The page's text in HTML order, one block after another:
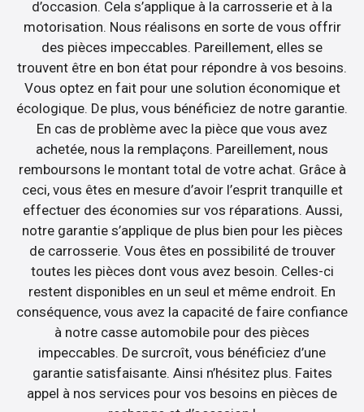
d’occasion. Cela s’applique à la carrosserie et à la
motorisation. Nous réalisons en sorte de vous offrir
des pièces impeccables. Pareillement, elles se
trouvent être en bon état pour répondre à vos besoins.
Vous optez en fait pour une solution économique et
écologique. De plus, vous bénéficiez de notre garantie.
En cas de problème avec la pièce que vous avez
achetée, nous la remplaçons. Pareillement, nous
remboursons le montant total de votre achat. Grâce à
ceci, vous êtes en mesure d’avoir l’esprit tranquille et
effectuer des économies sur vos réparations. Aussi,
notre garantie s’applique de plus bien pour les pièces
de carrosserie. Vous êtes en possibilité de trouver
toutes les pièces dont vous avez besoin. Celles-ci
restent disponibles en un seul et même endroit. En
conséquence, vous avez la capacité de faire confiance
à notre casse automobile pour des pièces
impeccables. De surcroît, vous bénéficiez d’une
garantie satisfaisante. Ainsi n’hésitez plus. Faites
appel à nos services pour vos besoins en pièces de